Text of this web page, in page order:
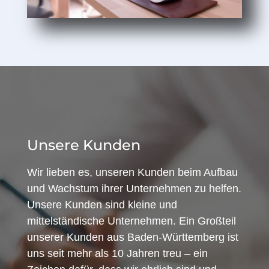
Unsere Kunden
Wir lieben es, unseren Kunden beim Aufbau
und Wachstum ihrer Unternehmen zu helfen.
Unsere Kunden sind kleine und
mittelständische Unternehmen. Ein Großteil
unserer Kunden aus Baden-Württemberg ist
uns seit mehr als 10 Jahren treu – ein